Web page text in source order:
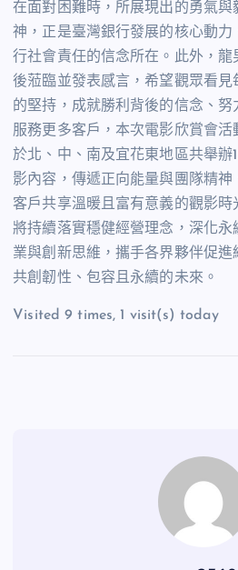
在面對困難時，所展現出的勇氣
神，正是臺灣銀行發展的核心動
行社會責任的信念所在。此外，
後蒞臨並發表感言，希望觀眾看
的堅持，成就勝利背後的信念、
服務更多客戶，本次電影欣賞會活
於北、中、南及宜花東地區共舉辦
影內容，傳遞正向能量與團隊精
客戶共享溫暖且富有意義的觀影
將持續落實穩健經營理念，深化
業與創新思維，攜手各界夥伴促進
共創韌性、包容且永續的未來。
Visited 9 times, 1 visit(s) today